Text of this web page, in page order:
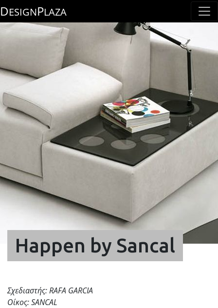
DESIGNPLAZA
Happen by Sancal
Σχεδιαστής: RAFA GARCIA
Οίκος: SANCAL